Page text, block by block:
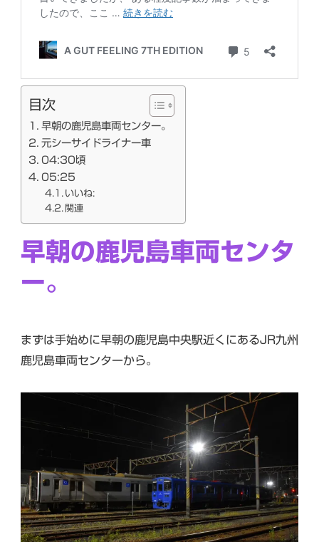
目次
早朝の鹿児島車両センター。
元シーサイドライナー車
04:30頃
05:25
いいね:
関連
早朝の鹿児島車両センタ
ー。
まずは手始めに早朝の鹿児島中央駅近くにあるJR九州
鹿児島車両センターから。